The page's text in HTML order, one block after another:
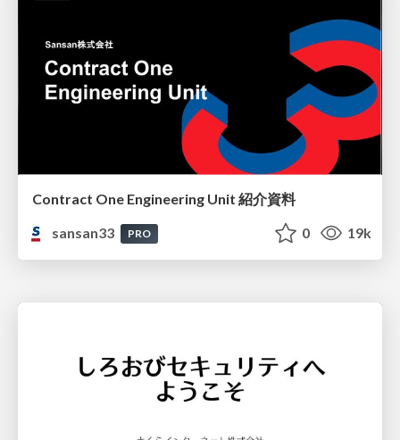
Contract One Engineering Unit 紹介資料
sansan33
PRO 0 19k